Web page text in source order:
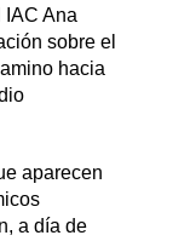
IAC Ana
sobre el
hacia
aparecen
a día de